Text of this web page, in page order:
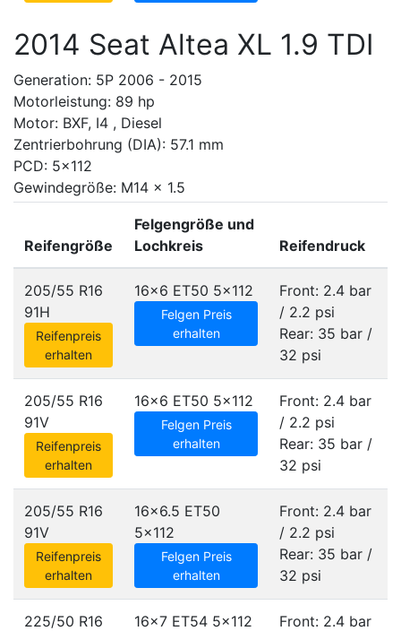
2014 Seat Altea XL 1.9 TDI
Generation: 5P 2006 - 2015
Motorleistung: 89 hp
Motor: BXF, I4 , Diesel
Zentrierbohrung (DIA): 57.1 mm
PCD: 5x112
Gewindegröße: M14 x 1.5
Reifengröße
Felgengröße und
Lochkreis
Reifendruck
205/55 R16
91H
Reifenpreis
erhalten
16x6 ET50 5x112
Felgen Preis
erhalten
Front: 2.4 bar
/ 2.2 psi
Rear: 35 bar /
32 psi
205/55 R16
91V
Reifenpreis
erhalten
16x6 ET50 5x112
Felgen Preis
erhalten
Front: 2.4 bar
/ 2.2 psi
Rear: 35 bar /
32 psi
205/55 R16
91V
Reifenpreis
erhalten
16x6.5 ET50
5x112
Felgen Preis
erhalten
Front: 2.4 bar
/ 2.2 psi
Rear: 35 bar /
32 psi
225/50 R16 16x7 ET54 5x112 Front: 2.4 bar